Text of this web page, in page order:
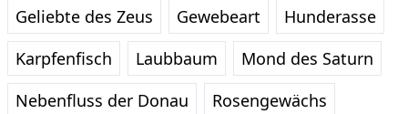
Geliebte des Zeus
Gewebeart
Hunderasse
Karpfenfisch
Laubbaum
Mond des Saturn
Nebenfluss der Donau
Rosengewächs